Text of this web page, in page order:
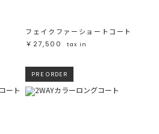
フェイクファーショートコート
￥27,500
tax in
PRE ORDER